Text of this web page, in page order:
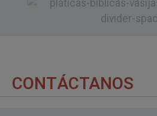
CONTÁCTANOS